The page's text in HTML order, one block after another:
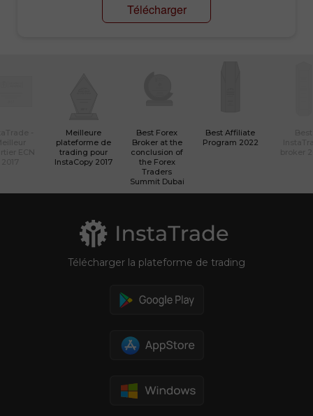
Télécharger
Meilleure
plateforme de
trading pour
InstaCopy 2017
Best Forex
Broker at the
conclusion of
the Forex
Traders
Summit Dubai
Best Affiliate
Program 2022
Télécharger la plateforme de trading